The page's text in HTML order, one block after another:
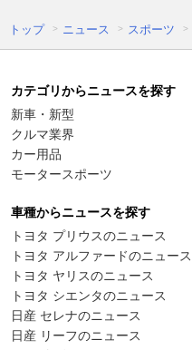
トップ ニュース スポーツ
カテゴリからニュースを探す
新車・新型
クルマ業界
カー用品
モータースポーツ
車種からニュースを探す
トヨタ プリウスのニュース
トヨタ アルファードのニュース
トヨタ ヤリスのニュース
トヨタ シエンタのニュース
日産 セレナのニュース
日産 リーフのニュース